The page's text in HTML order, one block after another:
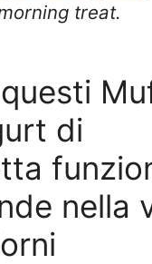
treat.
di
nella